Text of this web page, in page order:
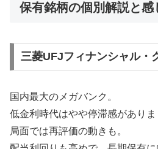
保有銘柄の個別解説と感
三菱UFJフィナンシャル・
国内最大のメガバンク。
低金利時代はやや停滞感があり
局面では再評価の動きも。